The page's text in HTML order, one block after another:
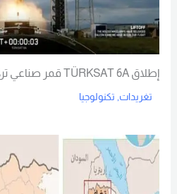
إطلاق TÜRKSAT 6A قمر صناعي تركي للاتصالات
تغريدات, تكنولوجيا